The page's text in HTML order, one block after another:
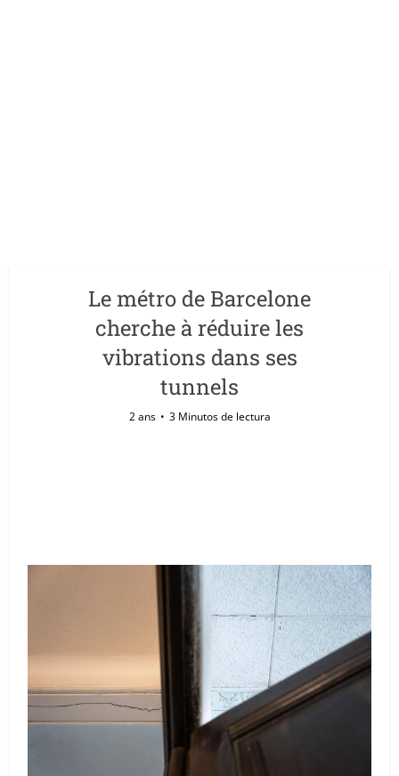
Le métro de Barcelone
cherche à réduire les
vibrations dans ses
tunnels
2 ans 3 Minutos de lectura